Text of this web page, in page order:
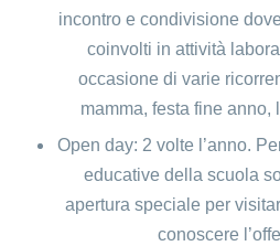
incontro e condivisione
coinvolti in attività
occasione di varie
mamma, festa fine
Open day: 2 volte l’anno.
educative della scuola
apertura speciale per
conoscere